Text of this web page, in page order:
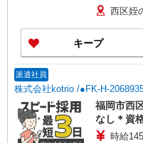
西区姪
キープ
派遣社員
株式会社kotrio /●FK-H-
福岡市西
なし＊資
時給